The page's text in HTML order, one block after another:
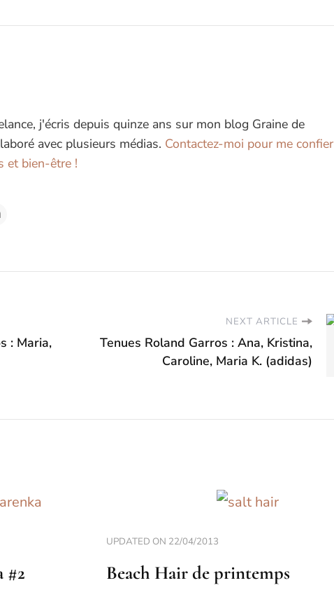
j'écris depuis quinze ans sur mon blog Graine de
avec plusieurs médias. Contactez-moi pour me confier
et bien-être !
: Maria,
NEXT ARTICLE
Tenues Roland Garros : Ana, Kristina,
Caroline, Maria K. (adidas)
#2
UPDATED ON 22/04/2013
Beach Hair de printemps